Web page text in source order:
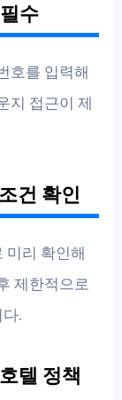
수
호를 입력해
지 접근이 제
건 확인
미리 확인해
제한적으로
.
텔 정책